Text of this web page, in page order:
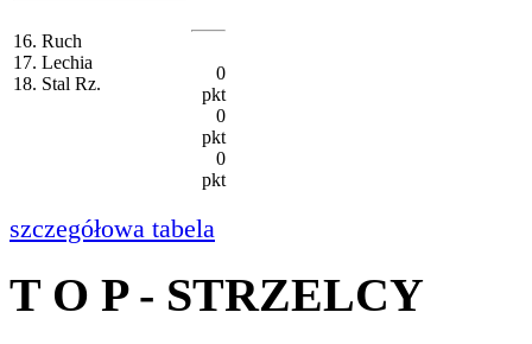
16. Ruch
17. Lechia
18. Stal Rz.
0
pkt
0
pkt
0
pkt
szczegółowa tabela
T O P - STRZELCY